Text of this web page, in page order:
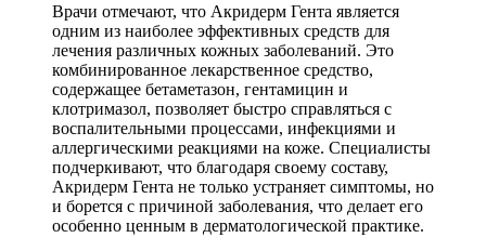
Врачи отмечают, что Акридерм Гента является
одним из наиболее эффективных средств для
лечения различных кожных заболеваний. Это
комбинированное лекарственное средство,
содержащее бетаметазон, гентамицин и
клотримазол, позволяет быстро справляться с
воспалительными процессами, инфекциями и
аллергическими реакциями на коже. Специалисты
подчеркивают, что благодаря своему составу,
Акридерм Гента не только устраняет симптомы, но
и борется с причиной заболевания, что делает его
особенно ценным в дерматологической практике.